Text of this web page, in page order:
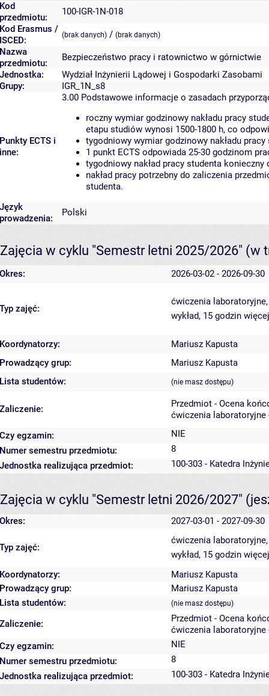
Kod
przedmiotu:
100-IGR-1N-018
Kod Erasmus /
ISCED:
(brak danych) / (brak danych)
Nazwa
przedmiotu:
Bezpieczeństwo pracy i ratownictwo w górnictwie
Jednostka:
Wydział Inżynierii Lądowej i Gospodarki Zasobami
Grupy:
IGR_1N_s8
Punkty ECTS i
inne:
3.00 Podstawowe informacje o zasadach
roczny wymiar godzinowy nakładu pracy
etapu studiów wynosi 1500-1800 h, co
tygodniowy wymiar godzinowy nakładu
1 punkt ECTS odpowiada 25-30 godzinom
tygodniowy nakład pracy studenta
nakład pracy potrzebny do zaliczenia
studenta.
Język
prowadzenia:
Polski
Zajęcia w cyklu "Semestr letni 2025/2026" (w
Okres: 2026-03-02 - 2026-09-30
Typ zajęć:
ćwiczenia
wykład, 15 godzin
Koordynatorzy:
Mariusz Kapusta
Prowadzący grup:
Mariusz Kapusta
Lista studentów:
(nie masz dostępu)
Zaliczenie:
Przedmiot - Ocena
ćwiczenia laboratoryjne
Czy egzamin:
NIE
Numer semestru przedmiotu:
8
Jednostka realizująca przedmiot:
100-303 - Katedra
Zajęcia w cyklu "Semestr letni 2026/2027"
Okres: 2027-03-01 - 2027-09-30
Typ zajęć:
ćwiczenia
wykład, 15 godzin
Koordynatorzy:
Mariusz Kapusta
Prowadzący grup:
Mariusz Kapusta
Lista studentów:
(nie masz dostępu)
Zaliczenie:
Przedmiot - Ocena
ćwiczenia laboratoryjne
Czy egzamin:
NIE
Numer semestru przedmiotu:
8
Jednostka realizująca przedmiot:
100-303 - Katedra